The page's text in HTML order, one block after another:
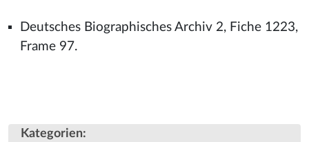
Deutsches Biographisches Archiv 2, Fiche 1223,
Frame 97.
Kategorien: